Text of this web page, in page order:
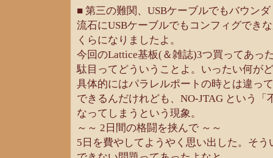
■ 第三の難関、USBケーブルでもバウン
流石にUSBケーブルでもコンフィグでき
くらになりましたよ。
今回のLattice基板(＆雑誌)3つ買ってあっ
駄目ってどういうことよ。いったい何が
具体的にはパラレルポートの時とは違っ
できるんだけれども、NO-JTAG という「
なってしまうという現象。
～～ 2日間の格闘を挟んで ～～
5日を費やしてようやく思い出した。そ